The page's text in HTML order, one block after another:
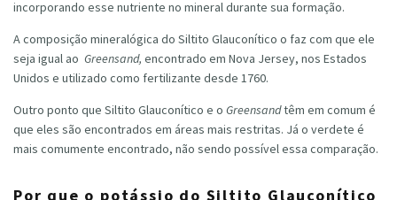
incorporando esse nutriente no mineral durante sua formação.
A composição mineralógica do Siltito Glauconítico o faz com que ele
seja igual ao Greensand, encontrado em Nova Jersey, nos Estados
Unidos e utilizado como fertilizante desde 1760.
Outro ponto que Siltito Glauconítico e o Greensandtêm em comum é
que eles são encontrados em áreas mais restritas. Já o verdete é
mais comumente encontrado, não sendo possível essa comparação.
Por que o potássio do Siltito Glauconítico